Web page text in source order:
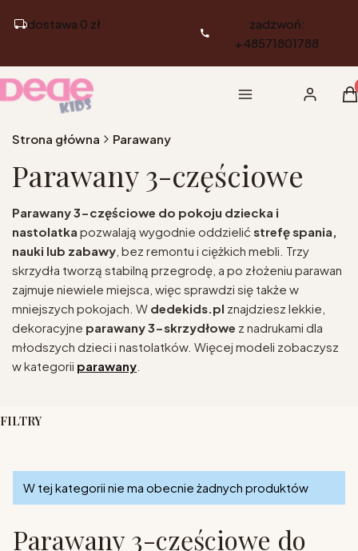
dostawa 0 zł
zadzwoń:
+48571801788
Menu Zaloguj się
Strona główna Parawany
Parawany 3-częściowe
Parawany 3-częściowe do pokoju dziecka i
nastolatka pozwalają wygodnie oddzielić strefę spania,
nauki lub zabawy , bez remontu i ciężkich mebli. Trzy
skrzydła tworzą stabilną przegrodę, a po złożeniu parawan
zajmuje niewiele miejsca, więc sprawdzi się także w
mniejszych pokojach. W dedekids.pl znajdziesz lekkie,
dekoracyjne parawany 3-skrzydłowe z nadrukami dla
młodszych dzieci i nastolatków. Więcej modeli zobaczysz
w kategorii parawany
FILTRY
Lista produktów
W tej kategorii nie ma obecnie żadnych produktów
Parawany 3-częściowe do